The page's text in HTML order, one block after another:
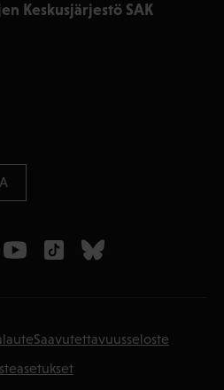
Keskusjärjestö SAK
Saavutettavuusseloste